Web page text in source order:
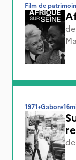
Film de
de
1971•Gabon•
de